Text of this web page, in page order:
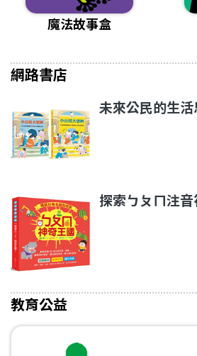
魔法故事盒
網路書店
未來公民的生
探索ㄅㄆㄇ注
教育公益